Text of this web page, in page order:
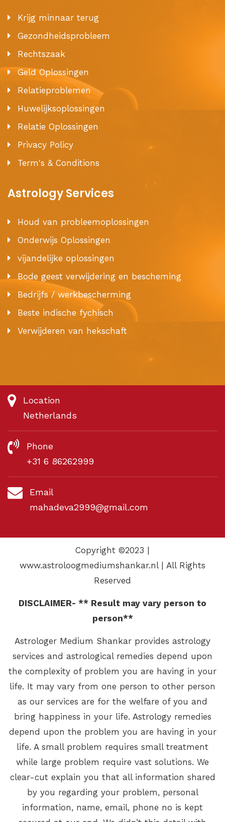
Krijg minnaar terug
Gezondheidsprobleem
Rechtszaak
Geld Oplossingen
Relatieproblemen
Huwelijksoplossingen
Relatie Oplossingen
Privacy Policy
Term's & Conditions
Astrology Services
Houd van probleemoplossingen
Onderwijs Oplossingen
vijandelijke oplossingen
Bode geest verwijdering en bescheming
Bedrijfs / werkbescherming
Beste indische fychisch
Verwijderen van hekschaft
Location
Netherlands
Phone
+31 6 86262999
Email
mahadeva2999@gmail.com
Copyright ©2023 |
www.astroloogmediumshankar.nl | All Rights
Reserved
DISCLAIMER- ** Result may vary person to
person**
Astrologer Medium Shankar provides astrology
services and astrological remedies depend upon
the complexity of problem you are having in your
life. It may vary from one person to other person
as our services are for the welfare of you and
bring happiness in your life. Astrology remedies
depend upon the problem you are having in your
life. A small problem requires small treatment
while large problem require vast solutions. We
clear-cut explain you that all information shared
by you regarding your problem, personal
information, name, email, phone no is kept